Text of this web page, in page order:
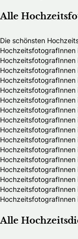
Alle
Die schönsten
HochzeitsfotografInnen
HochzeitsfotografInnen
HochzeitsfotografInnen
HochzeitsfotografInnen
HochzeitsfotografInnen
HochzeitsfotografInnen
HochzeitsfotografInnen
HochzeitsfotografInnen
HochzeitsfotografInnen
HochzeitsfotografInnen
HochzeitsfotografInnen
HochzeitsfotografInnen
HochzeitsfotografInnen
Alle